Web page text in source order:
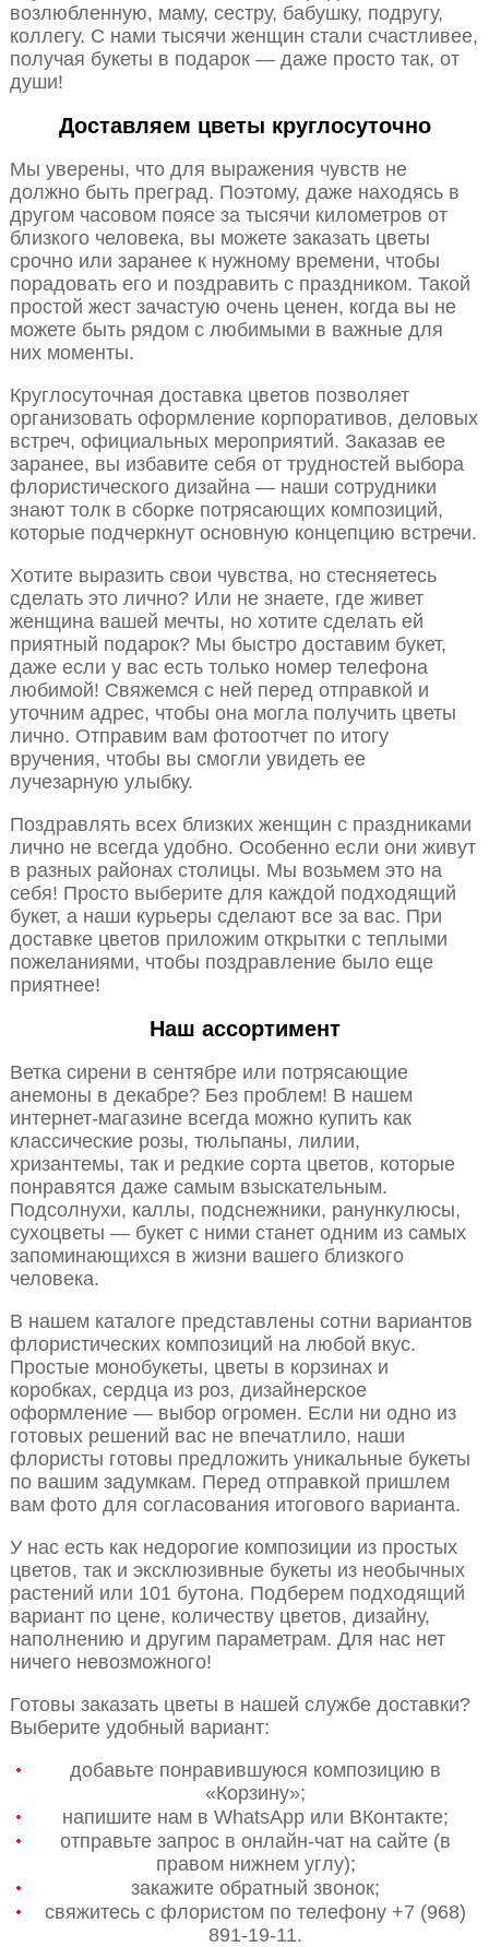
возлюбленную, маму, сестру, бабушку, подругу,
коллегу. С нами тысячи женщин стали счастливее,
получая букеты в подарок — даже просто так, от
души!
Доставляем цветы круглосуточно
Мы уверены, что для выражения чувств не
должно быть преград. Поэтому, даже находясь в
другом часовом поясе за тысячи километров от
близкого человека, вы можете заказать цветы
срочно или заранее к нужному времени, чтобы
порадовать его и поздравить с праздником. Такой
простой жест зачастую очень ценен, когда вы не
можете быть рядом с любимыми в важные для
них моменты.
Круглосуточная доставка цветов позволяет
организовать оформление корпоративов, деловых
встреч, официальных мероприятий. Заказав ее
заранее, вы избавите себя от трудностей выбора
флористического дизайна — наши сотрудники
знают толк в сборке потрясающих композиций,
которые подчеркнут основную концепцию встречи.
Хотите выразить свои чувства, но стесняетесь
сделать это лично? Или не знаете, где живет
женщина вашей мечты, но хотите сделать ей
приятный подарок? Мы быстро доставим букет,
даже если у вас есть только номер телефона
любимой! Свяжемся с ней перед отправкой и
уточним адрес, чтобы она могла получить цветы
лично. Отправим вам фотоотчет по итогу
вручения, чтобы вы смогли увидеть ее
лучезарную улыбку.
Поздравлять всех близких женщин с праздниками
лично не всегда удобно. Особенно если они живут
в разных районах столицы. Мы возьмем это на
себя! Просто выберите для каждой подходящий
букет, а наши курьеры сделают все за вас. При
доставке цветов приложим открытки с теплыми
пожеланиями, чтобы поздравление было еще
приятнее!
Наш ассортимент
Ветка сирени в сентябре или потрясающие
анемоны в декабре? Без проблем! В нашем
интернет-магазине всегда можно купить как
классические розы, тюльпаны, лилии,
хризантемы, так и редкие сорта цветов, которые
понравятся даже самым взыскательным.
Подсолнухи, каллы, подснежники, ранункулюсы,
сухоцветы — букет с ними станет одним из самых
запоминающихся в жизни вашего близкого
человека.
В нашем каталоге представлены сотни вариантов
флористических композиций на любой вкус.
Простые монобукеты, цветы в корзинах и
коробках, сердца из роз, дизайнерское
оформление — выбор огромен. Если ни одно из
готовых решений вас не впечатлило, наши
флористы готовы предложить уникальные букеты
по вашим задумкам. Перед отправкой пришлем
вам фото для согласования итогового варианта.
У нас есть как недорогие композиции из простых
цветов, так и эксклюзивные букеты из необычных
растений или 101 бутона. Подберем подходящий
вариант по цене, количеству цветов, дизайну,
наполнению и другим параметрам. Для нас нет
ничего невозможного!
Готовы заказать цветы в нашей службе доставки?
Выберите удобный вариант:
добавьте понравившуюся композицию в
«Корзину»;
напишите нам в WhatsApp или ВКонтакте;
отправьте запрос в онлайн-чат на сайте (в
правом нижнем углу);
закажите обратный звонок;
свяжитесь с флористом по телефону +7 (968)
891-19-11.